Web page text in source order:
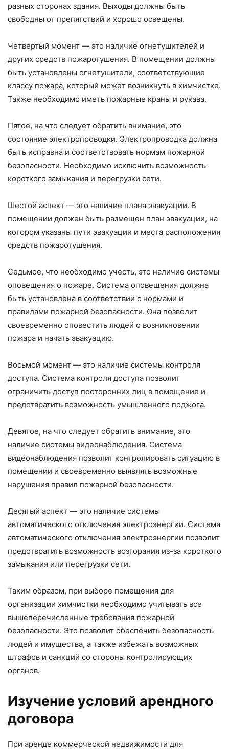
разных сторонах здания. Выходы должны быть
свободны от препятствий и хорошо освещены.
Четвертый момент — это наличие огнетушителей и
других средств пожаротушения. В помещении должны
быть установлены огнетушители, соответствующие
классу пожара, который может возникнуть в химчистке.
Также необходимо иметь пожарные краны и рукава.
Пятое, на что следует обратить внимание, это
состояние электропроводки. Электропроводка должна
быть исправна и соответствовать нормам пожарной
безопасности. Необходимо исключить возможность
короткого замыкания и перегрузки сети.
Шестой аспект — это наличие плана эвакуации. В
помещении должен быть размещен план эвакуации, на
котором указаны пути эвакуации и места расположения
средств пожаротушения.
Седьмое, что необходимо учесть, это наличие системы
оповещения о пожаре. Система оповещения должна
быть установлена в соответствии с нормами и
правилами пожарной безопасности. Она позволит
своевременно оповестить людей о возникновении
пожара и начать эвакуацию.
Восьмой момент — это наличие системы контроля
доступа. Система контроля доступа позволит
ограничить доступ посторонних лиц в помещение и
предотвратить возможность умышленного поджога.
Девятое, на что следует обратить внимание, это
наличие системы видеонаблюдения. Система
видеонаблюдения позволит контролировать ситуацию в
помещении и своевременно выявлять возможные
нарушения правил пожарной безопасности.
Десятый аспект — это наличие системы
автоматического отключения электроэнергии. Система
автоматического отключения электроэнергии позволит
предотвратить возможность возгорания из-за короткого
замыкания или перегрузки сети.
Таким образом, при выборе помещения для
организации химчистки необходимо учитывать все
вышеперечисленные требования пожарной
безопасности. Это позволит обеспечить безопасность
людей и имущества, а также избежать возможных
штрафов и санкций со стороны контролирующих
органов.
Изучение условий арендного
договора
При аренде коммерческой недвижимости для